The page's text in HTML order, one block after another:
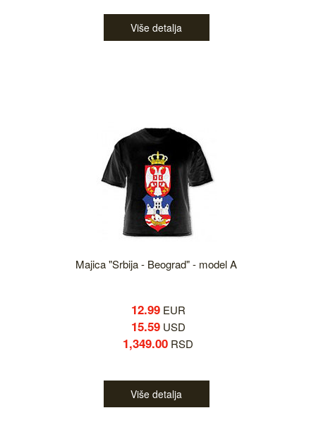
Više detalja
Majica "Srbija - Beograd" - model A
12.99EUR
15.59USD
1,349.00 RSD
Više detalja